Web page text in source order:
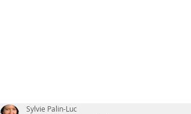
Sylvie Palin-Luc